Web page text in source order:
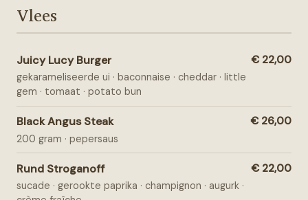
Vlees
Juicy Lucy Burger
gekarameliseerde ui · baconnaise · cheddar · little
gem · tomaat · potato bun
€ 22,00
Black Angus Steak
200 gram · pepersaus
€ 26,00
Rund Stroganoff
sucade · gerookte paprika · champignon · augurk ·
€ 22,00